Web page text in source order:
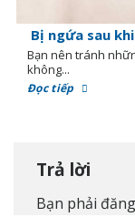
Bị ngứa sau
Bạn nên tránh
không...
Đọc tiếp
Trả lời
Bạn phải